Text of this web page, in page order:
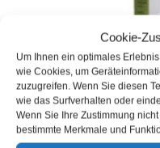
Cookie-
Um Ihnen ein optimales
wie Cookies, um
zuzugreifen. Wenn Sie diesen
wie das Surfverhalten oder
Wenn Sie Ihre Zustimmung
bestimmte Merkmale und